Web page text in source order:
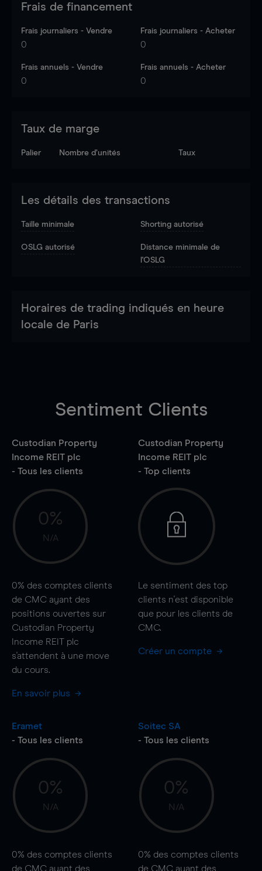
Frais de financement
Frais journaliers - Vendre
0
Frais journaliers - Acheter
0
Frais annuels - Vendre
0
Frais annuels - Acheter
0
Taux de marge
Palier Nombre d’unités Taux
Les détails des transactions
Taille minimale Shorting autorisé
OSLG autorisé
Distance minimale de
l'OSLG
Horaires de trading indiqués en heure
locale de Paris
Sentiment Clients
Custodian Property
Income REIT plc
- Tous les clients
0%
N/A
0% des comptes clients
de CMC ayant des
positions ouvertes sur
Custodian Property
Income REIT plc
s'attendent à une move
du cours.
En savoir plus
Custodian Property
Income REIT plc
- Top clients
Le sentiment des top
clients n'est disponible
que pour les clients de
CMC.
Créer un compte
Eramet
- Tous les clients
0%
N/A
0% des comptes clients
de CMC ayant des
Soitec SA
- Tous les clients
0%
N/A
0% des comptes clients
de CMC ayant des